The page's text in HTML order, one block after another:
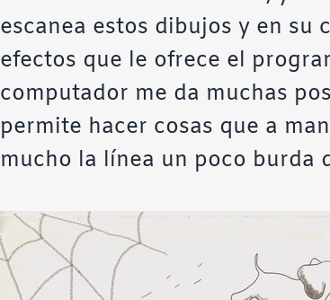
escanea estos dibujos y en su
efectos que le ofrece el
computador me da muchas
permite hacer cosas que a
mucho la línea un poco burda